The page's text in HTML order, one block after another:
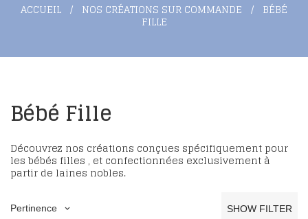
ACCUEIL NOS CRÉATIONS SUR COMMANDE BÉBÉ
FILLE
Bébé Fille
Découvrez nos créations conçues spécifiquement pour
les bébés filles , et confectionnées exclusivement à
partir de laines nobles.
Pertinence keyboard_arrow_down SHOW FILTER